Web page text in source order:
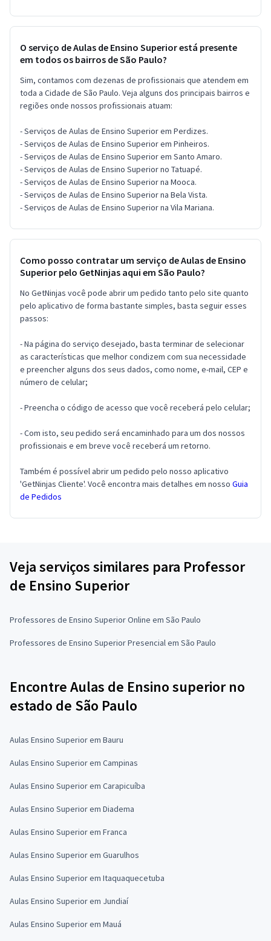
O serviço de Aulas de Ensino Superior está presente
em todos os bairros de São Paulo?
Sim, contamos com dezenas de profissionais que atendem em
toda a Cidade de São Paulo. Veja alguns dos principais bairros e
regiões onde nossos profissionais atuam:
- Serviços de Aulas de Ensino Superior em Perdizes.
- Serviços de Aulas de Ensino Superior em Pinheiros.
- Serviços de Aulas de Ensino Superior em Santo Amaro.
- Serviços de Aulas de Ensino Superior no Tatuapé.
- Serviços de Aulas de Ensino Superior na Mooca.
- Serviços de Aulas de Ensino Superior na Bela Vista.
- Serviços de Aulas de Ensino Superior na Vila Mariana.
Como posso contratar um serviço de Aulas de Ensino
Superior pelo GetNinjas aqui em São Paulo?
No GetNinjas você pode abrir um pedido tanto pelo site quanto
pelo aplicativo de forma bastante simples, basta seguir esses
passos:
- Na página do serviço desejado, basta terminar de selecionar
as características que melhor condizem com sua necessidade
e preencher alguns dos seus dados, como nome, e-mail, CEP e
número de celular;
- Preencha o código de acesso que você receberá pelo celular;
- Com isto, seu pedido será encaminhado para um dos nossos
profissionais e em breve você receberá um retorno.
Também é possível abrir um pedido pelo nosso aplicativo
'GetNinjas Cliente'. Você encontra mais detalhes em nosso Guia
de Pedidos
Veja serviços similares para Professor
de Ensino Superior
Professores de Ensino Superior Online em São Paulo
Professores de Ensino Superior Presencial em São Paulo
Encontre Aulas de Ensino superior no
estado de São Paulo
Aulas Ensino Superior em Bauru
Aulas Ensino Superior em Campinas
Aulas Ensino Superior em Carapicuíba
Aulas Ensino Superior em Diadema
Aulas Ensino Superior em Franca
Aulas Ensino Superior em Guarulhos
Aulas Ensino Superior em Itaquaquecetuba
Aulas Ensino Superior em Jundiaí
Aulas Ensino Superior em Mauá